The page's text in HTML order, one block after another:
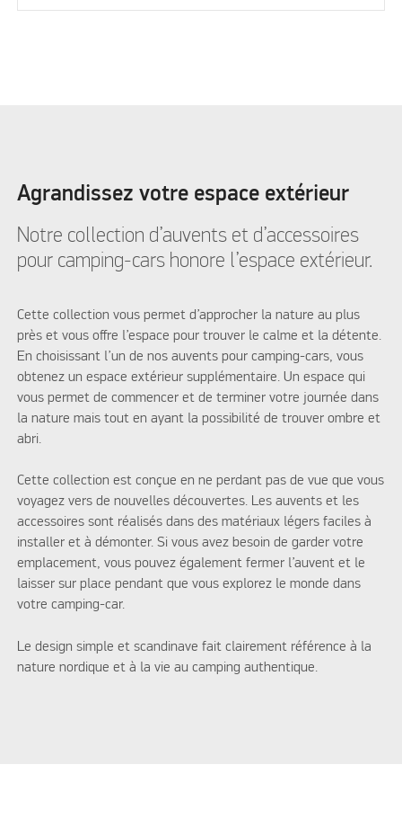
Agrandissez votre espace extérieur
Notre collection d’auvents et d’accessoires
pour camping-cars honore l’espace extérieur.
Cette collection vous permet d’approcher la nature au plus
près et vous offre l’espace pour trouver le calme et la détente.
En choisissant l’un de nos auvents pour camping-cars, vous
obtenez un espace extérieur supplémentaire. Un espace qui
vous permet de commencer et de terminer votre journée dans
la nature mais tout en ayant la possibilité de trouver ombre et
abri.
Cette collection est conçue en ne perdant pas de vue que vous
voyagez vers de nouvelles découvertes. Les auvents et les
accessoires sont réalisés dans des matériaux légers faciles à
installer et à démonter. Si vous avez besoin de garder votre
emplacement, vous pouvez également fermer l’auvent et le
laisser sur place pendant que vous explorez le monde dans
votre camping-car.
Le design simple et scandinave fait clairement référence à la
nature nordique et à la vie au camping authentique.